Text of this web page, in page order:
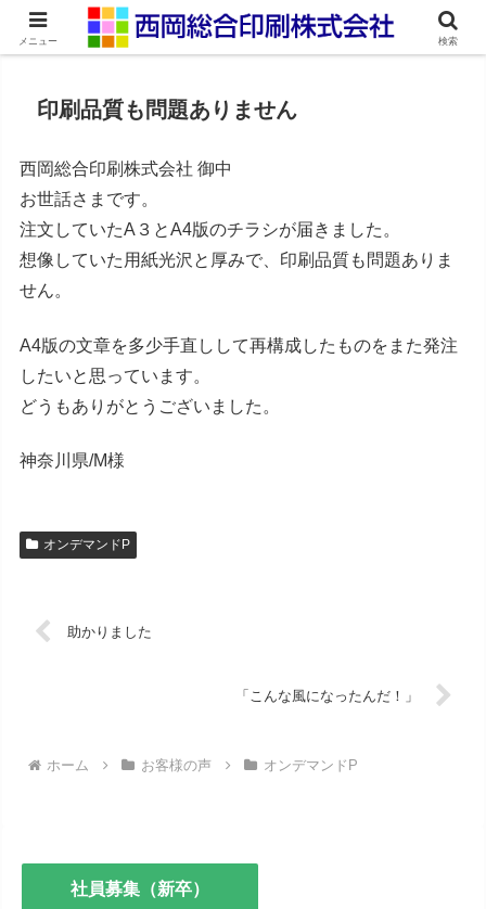
ネット印刷通販・オンデマンド印刷
印刷品質も問題ありません
西岡総合印刷株式会社 御中
お世話さまです。
注文していたA３とA4版のチラシが届きました。
想像していた用紙光沢と厚みで、印刷品質も問題ありま
せん。
A4版の文章を多少手直しして再構成したものをまた発注
したいと思っています。
どうもありがとうございました。
神奈川県/M様
オンデマンドP
助かりました
「こんな風になったんだ！」
ホーム お客様の声 オンデマンドP
社員募集（新卒）
メニュー 検索